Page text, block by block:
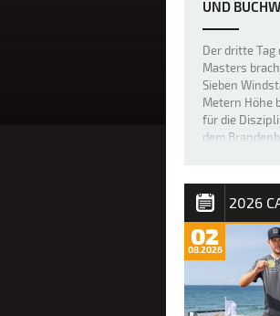
UND
Der dritte Tag
Masters
Sieben
Metern Höhe
für die
dem
02
08.2026